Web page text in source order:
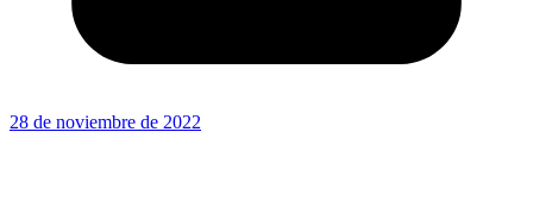
28 de noviembre de 2022